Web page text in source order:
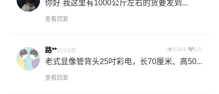
你好 我这里有1000公斤左右的货要发到...
查看回复
路**2024年 5344 0人
老式显像管背头25吋彩电，长70厘米、高50...
查看回复